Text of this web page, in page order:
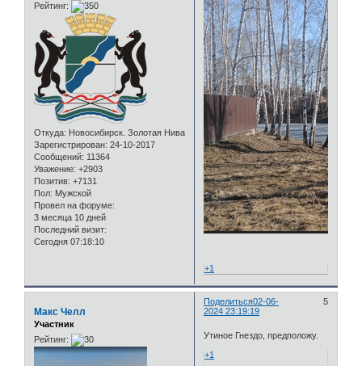
Рейтинг:
Откуда: Новосибирск. Золотая Нива
Зарегистрирован: 24-10-2017
Сообщений: 11364
Уважение: +2903
Позитив: +7131
Пол: Мужской
Провел на форуме:
3 месяца 10 дней
Последний визит:
Сегодня 07:18:10
+1
Поделиться 5
02-06-
2024 23:19:19
Макс Челл
Участник
Рейтинг:
Утиное Гнездо, предположу.
+1